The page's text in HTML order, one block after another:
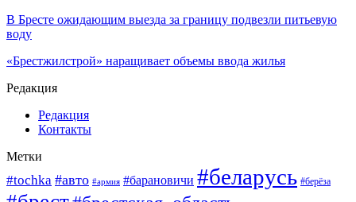
В Бресте ожидающим выезда за границу подвезли питьевую
воду
«Брестжилстрой» наращивает объемы ввода жилья
Редакция
Редакция
Контакты
Метки
#tochka #авто #армия #барановичи #беларусь #берёза